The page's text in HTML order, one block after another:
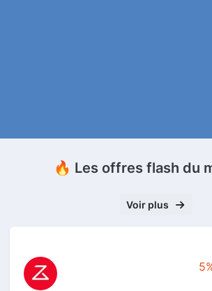
🔥 Les offres flash du
Voir plus